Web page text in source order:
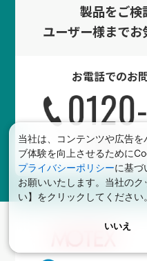
製品をご検
ユーザー様までお
お電話でのお
受付時間：
営業日：月
当社は、コンテンツや広告
ブ体験を向上させるために
プライバシーポリシーに基づ
お願いいたします。当社の
い】をクリックしてください。
いいえ